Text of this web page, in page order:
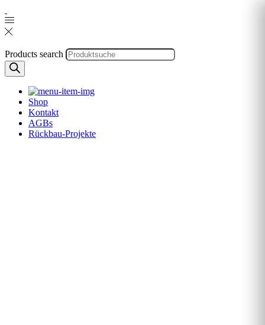
Products search
Shop
Kontakt
AGBs
Rückbau-Projekte